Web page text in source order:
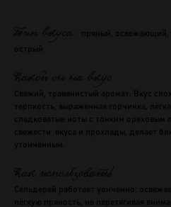
Тип вкуса:
пряный, освежающий,
острый
Какой он на вкус
Свежий, травянистый аромат. Вкус
терпкость, выраженная горчинка,
сладковатые ноты с тонким ореховым
свежести вкуса и прохлады, делает
утончённым.
Как использовать
Сельдерей работает уонченно:
лёгкую пряность, не перетягивая